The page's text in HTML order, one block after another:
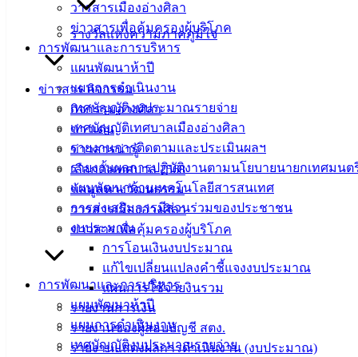
วารสารเมืองอ่างศิลา
ข่าวสารเพื่อคุ้มครองผู้บริโภค
การพัฒนาและการบริหาร
แผนพัฒนาห้าปี
แผนการดำเนินงาน
เทศบัญญัติงบประมาณรายจ่าย
เทศบัญญัติเทศบาลเมืองอ่างศิลา
รายงานการติดตามและประเมินผลฯ
รายงานผลการปฏิบัติงานตามนโยบายนายกเทศมนต
แผนพัฒนาด้านเทคโนโลยีสารสนเทศ
การส่งเสริมการมีส่วนร่วมของประชาชน
งบประมาณ
การโอนเงินงบประมาณ
แก้ไขเปลี่ยนแปลงคำชี้แจงงบประมาณ
แผนการใช้จ่ายงินรวม
รายงานการเงิน
รายงานของผู้สอบบัญชี สตง.
รายงานแสดงผลการดำเนินงาน (งบประมาณ)
รางวัลแห่งความภาคภูมิใจ
ข่าวสาร กิจกรรม
กิจกรรมอ่างศิลา
ข่าวเด่น
ข่าวสารน่ารู้
เลือกตั้งเทศบาล 2568
ข้อมูลทางวัฒนธรรม
วารสารเมืองอ่างศิลา
ข่าวสารเพื่อคุ้มครองผู้บริโภค
การพัฒนาและการบริหาร
แผนพัฒนาห้าปี
แผนการดำเนินงาน
เทศบัญญัติงบประมาณรายจ่าย